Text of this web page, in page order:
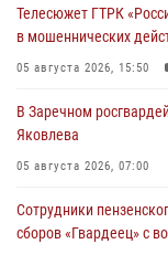
Телесюжет ГТРК
в мошеннических
05 августа 2026, 15:50
В Заречном
Яковлева
05 августа 2026, 07:00
Сотрудники
сборов «Гвардеец» с